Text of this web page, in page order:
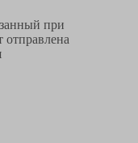
при
отправлена